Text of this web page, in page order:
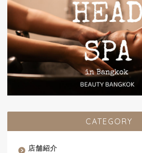
CATEGORY
店舗紹介